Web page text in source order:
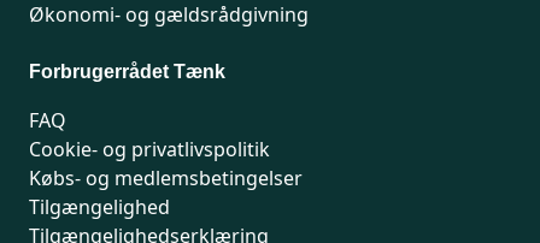
Økonomi- og gældsrådgivning
Forbrugerrådet Tænk
FAQ
Cookie- og privatlivspolitik
Købs- og medlemsbetingelser
Tilgængelighed
Tilgængelighedserklæring